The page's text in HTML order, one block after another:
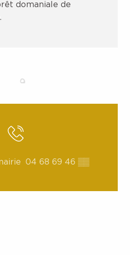
domaniale de
04 68 69 46 ▒▒